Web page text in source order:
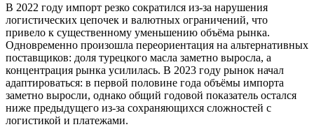
В 2022 году импорт резко сократился из-за нарушения
логистических цепочек и валютных ограничений, что
привело к существенному уменьшению объёма рынка.
Одновременно произошла переориентация на альтернативных
поставщиков: доля турецкого масла заметно выросла, а
концентрация рынка усилилась. В 2023 году рынок начал
адаптироваться: в первой половине года объёмы импорта
заметно выросли, однако общий годовой показатель остался
ниже предыдущего из-за сохраняющихся сложностей с
логистикой и платежами.